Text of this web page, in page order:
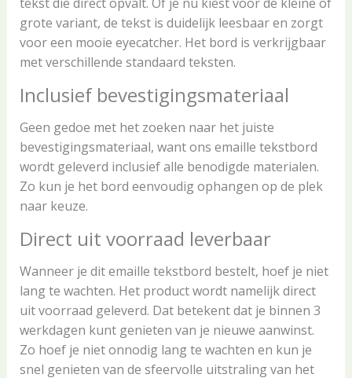
grote variant, de tekst is duidelijk leesbaar en zorgt
voor een mooie eyecatcher. Het bord is verkrijgbaar
met verschillende standaard teksten.
Inclusief bevestigingsmateriaal
Geen gedoe met het zoeken naar het juiste
bevestigingsmateriaal, want ons emaille tekstbord
wordt geleverd inclusief alle benodigde materialen.
Zo kun je het bord eenvoudig ophangen op de plek
naar keuze.
Direct uit voorraad leverbaar
Wanneer je dit emaille tekstbord bestelt, hoef je niet
lang te wachten. Het product wordt namelijk direct
uit voorraad geleverd. Dat betekent dat je binnen 3
werkdagen kunt genieten van je nieuwe aanwinst.
Zo hoef je niet onnodig lang te wachten en kun je
snel genieten van de sfeervolle uitstraling van het